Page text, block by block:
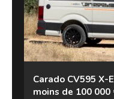
Carado CV595 X-
moins de 100 000